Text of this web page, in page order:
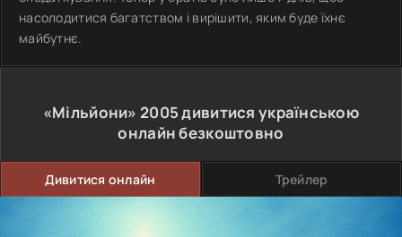
насолодитися багатством і вирішити, яким буде їхнє
майбутнє.
«Мільйони»2005дивитися українською
онлайн безкоштовно
Дивитися онлайн Трейлер